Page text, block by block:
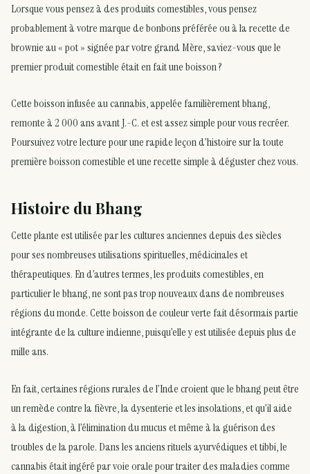
Lorsque vous pensez à des produits comestibles, vous pensez
probablement à votre marque de bonbons préférée ou à la recette de
brownie au « pot » signée par votre grand Mère, saviez-vous que le
premier produit comestible était en fait une boisson ?
Cette boisson infusée au cannabis, appelée familièrement bhang,
remonte à 2 000 ans avant J.-C. et est assez simple pour vous recréer.
Poursuivez votre lecture pour une rapide leçon d’histoire sur la toute
première boisson comestible et une recette simple à déguster chez vous.
Histoire du Bhang
Cette plante est utilisée par les cultures anciennes depuis des siècles
pour ses nombreuses utilisations spirituelles, médicinales et
thérapeutiques. En d’autres termes, les produits comestibles, en
particulier le bhang, ne sont pas trop nouveaux dans de nombreuses
régions du monde. Cette boisson de couleur verte fait désormais partie
intégrante de la culture indienne, puisqu’elle y est utilisée depuis plus de
mille ans.
En fait, certaines régions rurales de l’Inde croient que le bhang peut être
un remède contre la fièvre, la dysenterie et les insolations, et qu’il aide
à la digestion, à l’élimination du mucus et même à la guérison des
troubles de la parole. Dans les anciens rituels ayurvédiques et tibbi, le
cannabis était ingéré par voie orale pour traiter des maladies comme